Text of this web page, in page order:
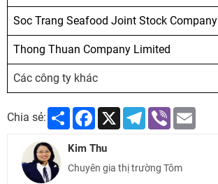
Soc Trang Seafood Joint Stock Company
Thong Thuan Company Limited
Các công ty khác
Chia sẻ: Share Facebook
X Telegram
Viber
Kim Thu
Chuyên gia thị trường Tôm